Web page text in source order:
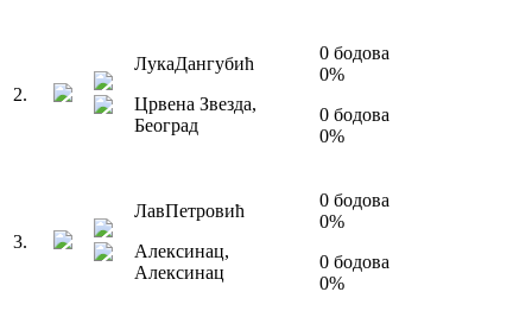
2.
ЛукаДангубић
Црвена Звезда,
Београд
0 бодова
0%
0 бодова
0%
3.
ЛавПетровић
Алексинац,
Алексинац
0 бодова
0%
0 бодова
0%